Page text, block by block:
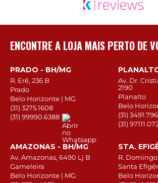
ENCONTRE A LOJA MAIS PERTO DE
PRADO - BH/MG
R. Erê, 236 B
Prado
Belo Horizonte | MG
(31) 3275.1608
(31) 99990.6388
Av. Dr.
2190
Planalto
Belo
(31)
(31)
AMAZONAS - BH/MG
Av. Amazonas, 6490 Lj B
Gameleira
Belo Horizonte | MG
STA.
R.
Santa
Belo